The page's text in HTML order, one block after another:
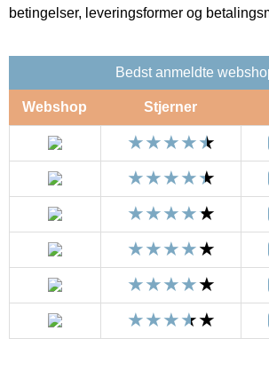
betingelser, leveringsformer og
Bedst anmeldte
Webshop Stjerner